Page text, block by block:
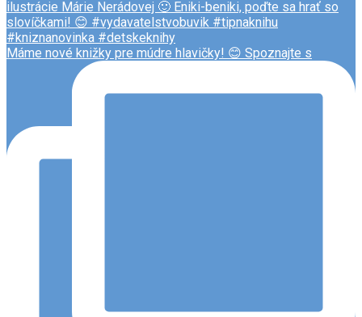
Máme nové knižky pre múdre hlavičky! 😊 Spoznajte s